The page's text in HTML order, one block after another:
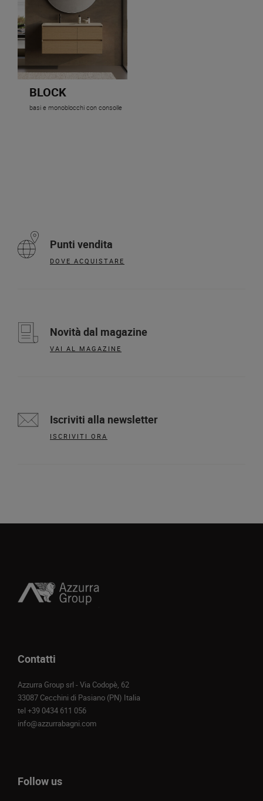
BLOCK
basi e monoblocchi con consolle
Punti vendita
DOVE ACQUISTARE
Novità dal magazine
VAI AL MAGAZINE
Iscriviti alla newsletter
ISCRIVITI ORA
Contatti
Azzurra Group srl - Via Codopè, 62
33087 Cecchini di Pasiano (PN) Italia
tel +39 0434 611 056
info@azzurrabagni.com
Follow us